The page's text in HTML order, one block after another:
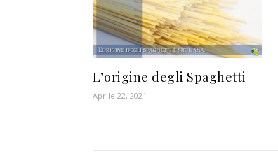
L’origine degli Spaghetti
Aprile 22, 2021